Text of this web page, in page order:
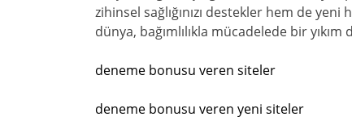
zihinsel sağlığınızı destekler hem de
dünya, bağımlılıkla mücadelede bir
deneme bonusu veren siteler
deneme bonusu veren yeni siteler